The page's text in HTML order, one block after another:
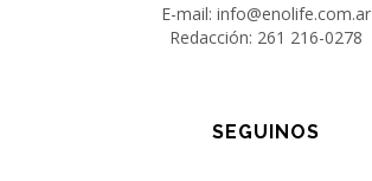
E-mail: info@enolife.com.ar
Redacción: 261 216-0278
SEGUINOS